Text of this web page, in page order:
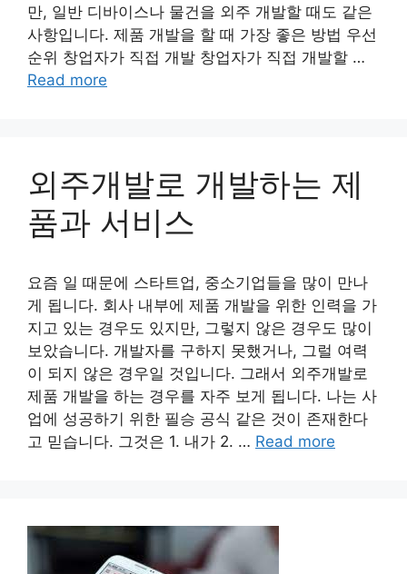
만, 일반 디바이스나 물건을 외주 개발할 때도 같은
사항입니다. 제품 개발을 할 때 가장 좋은 방법 우선
순위 창업자가 직접 개발 창업자가 직접 개발할 …
Read more
외주개발로 개발하는 제
품과 서비스
요즘 일 때문에 스타트업, 중소기업들을 많이 만나
게 됩니다. 회사 내부에 제품 개발을 위한 인력을 가
지고 있는 경우도 있지만, 그렇지 않은 경우도 많이
보았습니다. 개발자를 구하지 못했거나, 그럴 여력
이 되지 않은 경우일 것입니다. 그래서 외주개발로
제품 개발을 하는 경우를 자주 보게 됩니다. 나는 사
업에 성공하기 위한 필승 공식 같은 것이 존재한다
고 믿습니다. 그것은 1. 내가 2. … Read more